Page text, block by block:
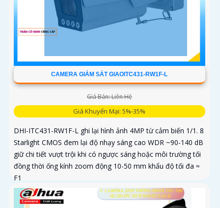
CAMERA GIÁM SÁT GIAOITC431-RW1F-L
Giá Bán: Liên Hệ
Giá Khuyến Mại: 5%-35%
DHI-ITC431-RW1F-L ghi lại hình ảnh 4MP từ cảm biến 1/1. 8
Starlight CMOS đem lại độ nhạy sáng cao WDR ~90-140 dB
giữ chi tiết vượt trội khi có ngược sáng hoặc môi trường tối
đồng thời ống kính zoom động 10-50 mm khẩu độ tối đa ≈
F1